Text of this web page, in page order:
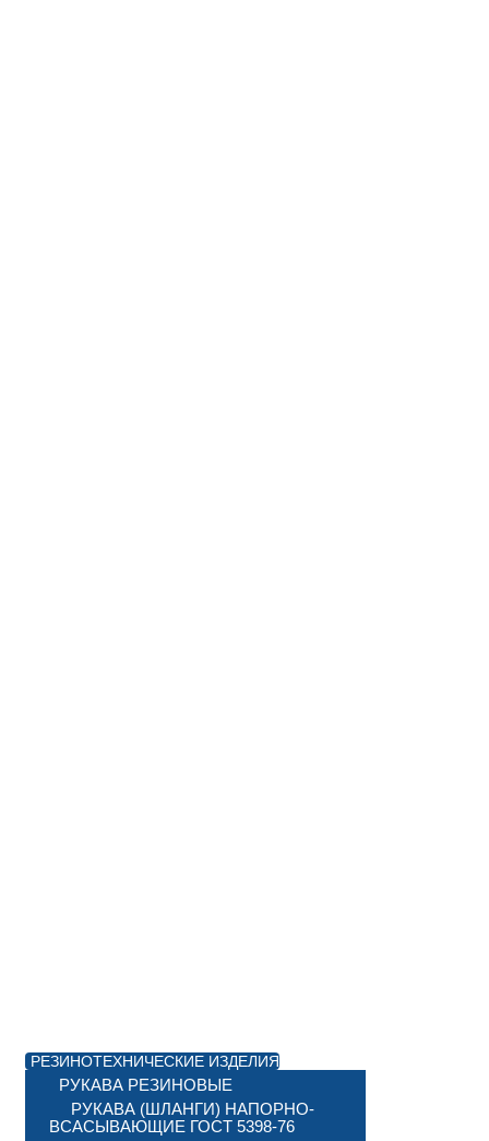
РЕЗИНОТЕХНИЧЕСКИЕ ИЗДЕЛИЯ
РУКАВА РЕЗИНОВЫЕ
РУКАВА (ШЛАНГИ) НАПОРНО-
ВСАСЫВАЮЩИЕ ГОСТ 5398-76